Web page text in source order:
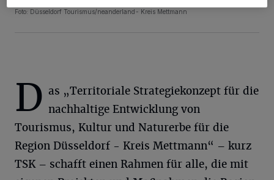
Foto: Düsseldorf Tourismus/neanderland- Kreis Mettmann
D as „Territoriale Strategiekonzept für die
nachhaltige Entwicklung von
Tourismus, Kultur und Naturerbe für die
Region Düsseldorf - Kreis Mettmann“ – kurz
TSK – schafft einen Rahmen für alle, die mit